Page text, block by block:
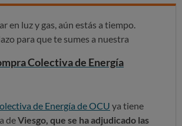
en luz y gas, aún estás a tiempo.
para que te sumes a nuestra
Colectiva de Energía
de Energía de OCU ya tiene
deViesgo, que se ha adjudicado las